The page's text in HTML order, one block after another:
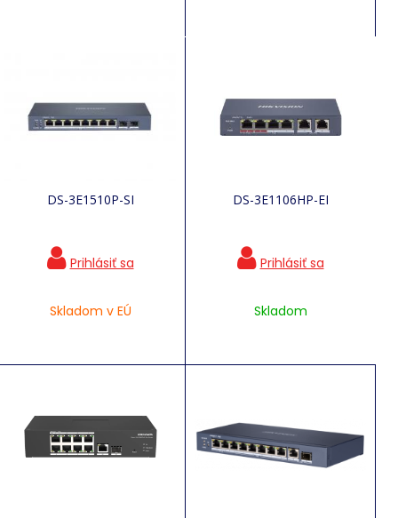
DS-3E1510P-SI
Skladom v EÚ
DS-3E1106HP-EI
Skladom